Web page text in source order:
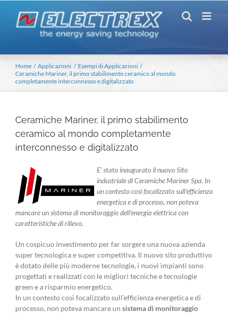
contenuto
Home Applicazioni
Esempi di Applicazioni
Ceramiche Mariner, il primo stabilimento ceramico al mondo
completamente interconnesso e digitalizzato
Ceramiche Mariner, il primo stabilimento
ceramico al mondo completamente
interconnesso e digitalizzato
E’ stato inaugurato il nuovo Sito
industriale di Ceramiche Mariner Spa. In
un contesto così focalizzato sull’efficienza
energetica e di processo, non poteva
mancare un sistema di monitoraggio dell’energia elettrica con
caratteristiche di rilievo.
Un cospicuo investimento per far sorgere una nuova azienda
super tecnologica e super competitiva. Il nuovo sito produttivo
è dotato delle più moderne tecnologie, i nuovi impianti sono
progettati e realizzati con le migliori tecniche e tecnologie
green e a risparmio energetico.
In un contesto così focalizzato sull’efficienza energetica e di
processo, non poteva mancare un sistema di monitoraggio